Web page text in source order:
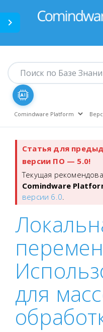
На
Статья для
версии ПО — 5.0!
Текущая
Comindware
версии 6.0.
для